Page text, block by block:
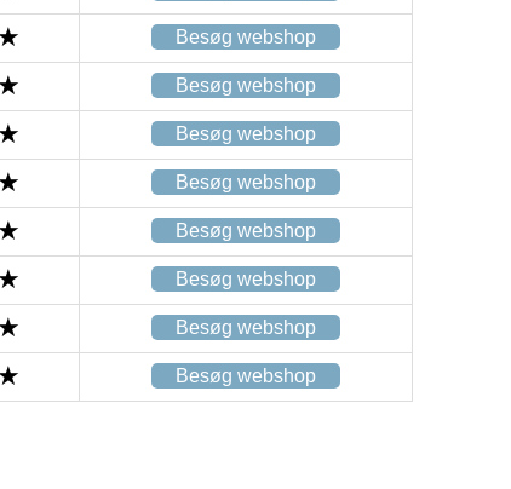
Besøg webshop
Besøg webshop
Besøg webshop
Besøg webshop
Besøg webshop
Besøg webshop
Besøg webshop
Besøg webshop